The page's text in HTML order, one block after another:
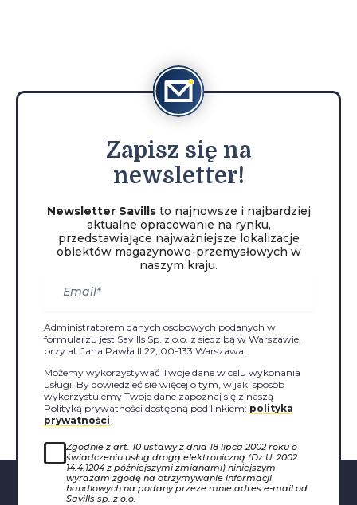
Zapisz się na
newsletter!
Newsletter Savillsto najnowsze i najbardziej
aktualne opracowanie na rynku,
przedstawiające najważniejsze lokalizacje
obiektów magazynowo-przemysłowych w
naszym kraju.
Administratorem danych osobowych podanych w
formularzu jest Savills Sp. z o.o. z siedzibą w Warszawie,
przy al. Jana Pawła II 22, 00-133 Warszawa.
Możemy wykorzystywać Twoje dane w celu wykonania
usługi. By dowiedzieć się więcej o tym, w jaki sposób
wykorzystujemy Twoje dane zapoznaj się z naszą
Polityką prywatności dostępną pod linkiem: polityka
prywatności
Zgodnie z art. 10 ustawy z dnia 18 lipca 2002 roku o
świadczeniu usług drogą elektroniczną (Dz.U. 2002
14.4.1204 z późniejszymi zmianami) niniejszym
wyrażam zgodę na otrzymywanie informacji
handlowych na podany przeze mnie adres e-mail od
Savills sp. z o.o.